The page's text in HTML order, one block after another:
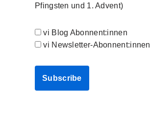
Pfingsten und 1. Advent)
vi Blog Abonnent:innen
vi Newsletter-Abonnent:innen